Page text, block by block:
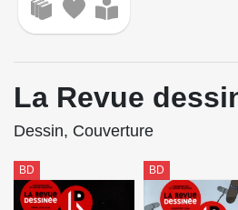
La Revue
Dessin, Couverture
BD BD